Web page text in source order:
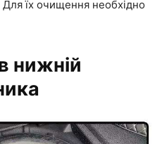
Для їх очищення необхідно
нижній